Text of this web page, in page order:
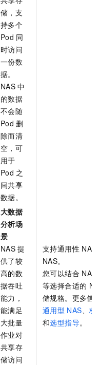
储，支
持多个
Pod 同
时访问
一份数
据。
NAS 中
的数据
不会随
Pod 删
除而清
空，可
用于
Pod 之
间共享
数据。
大数据
分析场
景
NAS 提
供了较
高的数
据吞吐
能力，
能满足
大批量
作业对
共享存
储访问
支持通用性 NAS
NAS。
您可以结合 NAS
等选择合适的
储规格。更多信
通用型 NAS
极
和选型指导。